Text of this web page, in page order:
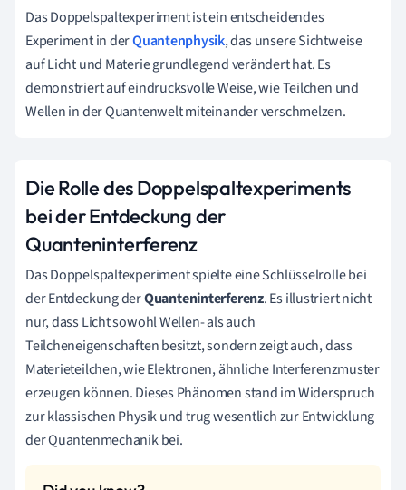
Das Doppelspaltexperiment ist ein entscheidendes
Experiment in derQuantenphysik, das unsere Sichtweise
auf Licht und Materie grundlegend verändert hat. Es
demonstriert auf eindrucksvolle Weise, wie Teilchen und
Wellen in der Quantenwelt miteinander verschmelzen.
Die Rolle des Doppelspaltexperiments
bei der Entdeckung der
Quanteninterferenz
Das Doppelspaltexperiment spielte eine Schlüsselrolle bei
der Entdeckung derQuanteninterferenz. Es illustriert nicht
nur, dass Licht sowohl Wellen- als auch
Teilcheneigenschaften besitzt, sondern zeigt auch, dass
Materieteilchen, wie Elektronen, ähnliche Interferenzmuster
erzeugen können. Dieses Phänomen stand im Widerspruch
zur klassischen Physik und trug wesentlich zur Entwicklung
der Quantenmechanik bei.